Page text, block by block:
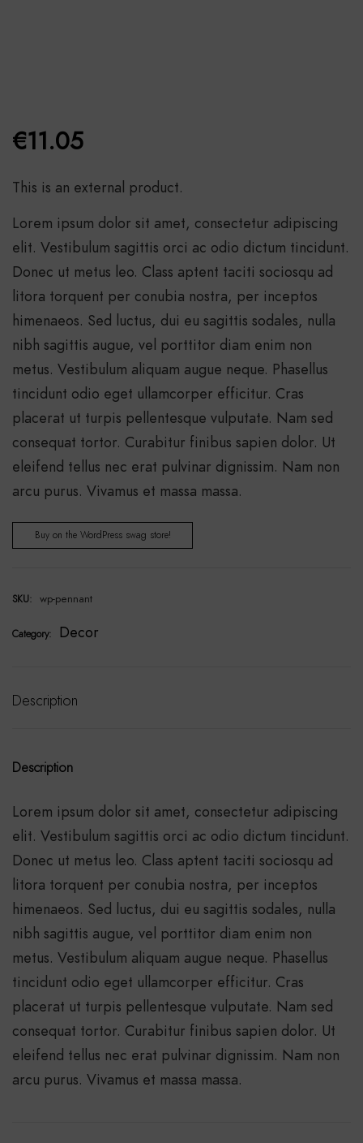
€11.05
This is an external product.
Lorem ipsum dolor sit amet, consectetur adipiscing
elit. Vestibulum sagittis orci ac odio dictum tincidunt.
Donec ut metus leo. Class aptent taciti sociosqu ad
litora torquent per conubia nostra, per inceptos
himenaeos. Sed luctus, dui eu sagittis sodales, nulla
nibh sagittis augue, vel porttitor diam enim non
metus. Vestibulum aliquam augue neque. Phasellus
tincidunt odio eget ullamcorper efficitur. Cras
placerat ut turpis pellentesque vulputate. Nam sed
consequat tortor. Curabitur finibus sapien dolor. Ut
eleifend tellus nec erat pulvinar dignissim. Nam non
arcu purus. Vivamus et massa massa.
Buy on the WordPress swag store!
SKU: wp-pennant
Category: Decor
Description
Description
Lorem ipsum dolor sit amet, consectetur adipiscing
elit. Vestibulum sagittis orci ac odio dictum tincidunt.
Donec ut metus leo. Class aptent taciti sociosqu ad
litora torquent per conubia nostra, per inceptos
himenaeos. Sed luctus, dui eu sagittis sodales, nulla
nibh sagittis augue, vel porttitor diam enim non
metus. Vestibulum aliquam augue neque. Phasellus
tincidunt odio eget ullamcorper efficitur. Cras
placerat ut turpis pellentesque vulputate. Nam sed
consequat tortor. Curabitur finibus sapien dolor. Ut
eleifend tellus nec erat pulvinar dignissim. Nam non
arcu purus. Vivamus et massa massa.